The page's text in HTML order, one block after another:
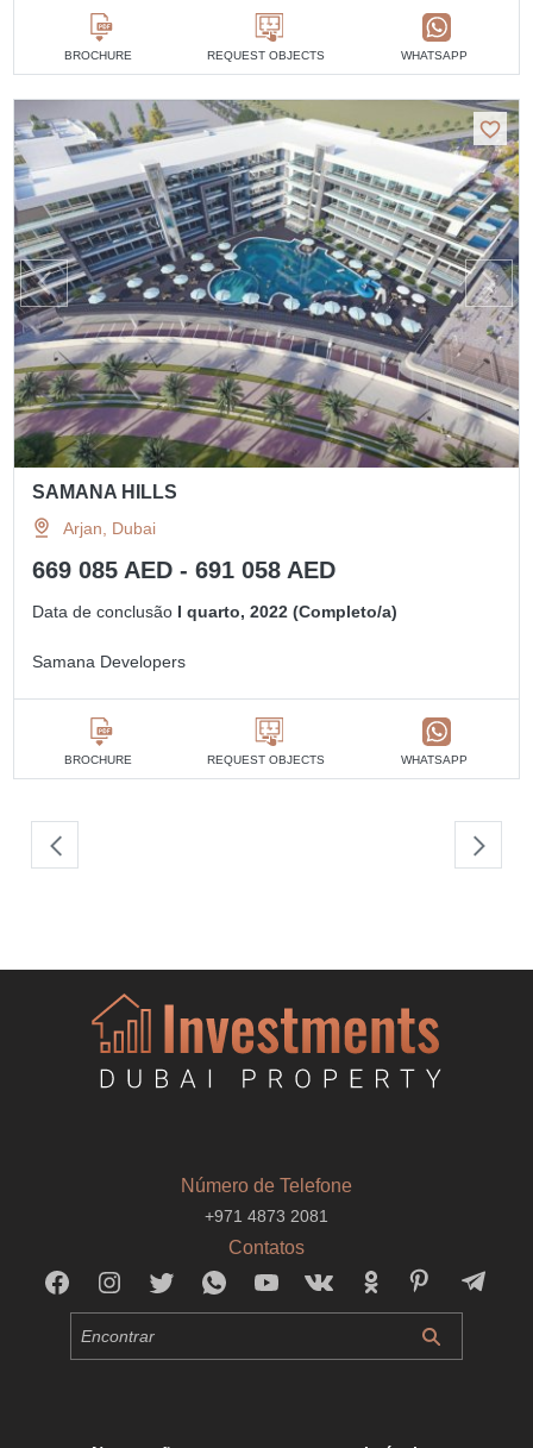
BROCHURE REQUEST OBJECTS WHATSAPP
SAMANA HILLS
Arjan, Dubai
669 085 AED - 691 058 AED
Data de conclusão I quarto, 2022 (Completo/a)
Samana Developers
BROCHURE REQUEST OBJECTS WHATSAPP
Número de Telefone
+971 4873 2081
Contatos